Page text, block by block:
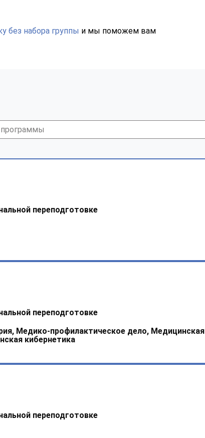
без набора группы и мы поможем вам
переподготовке
переподготовке
Медико-профилактическое дело, Медицинская
кибернетика
переподготовке